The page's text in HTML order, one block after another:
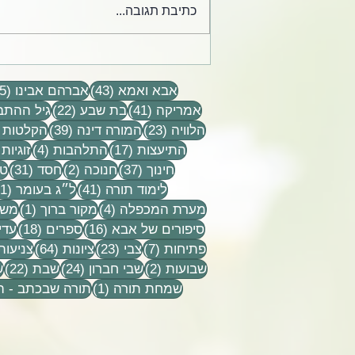
כתיבת תגובה...
אבא ואמא (43) 43 פוסטים
אברהם אבינו (15)
אמריקה (41) 41 פוסטים
בת שבע (22) 22 פוסטים
גיל
הלוויה (23) 23 פוסטים
המורה דינה (39) 39 פוסטים
הקלטות
התיעצות (17) 17 פוסטים
התלהבות (4) 4 פוסטיםזוגיות
חינוך (37) 37 פוסטים
חנוכה (2) 2 פוסטיםחסד (31)
31
לימוד תורה (41) 41 פוסטים
ל״ג בעומר (1)
מערת המכפלה (4) 4 פוסטיםמקור ברוך (1)
סיפורים של אבא (16) 16 פוסטים
ספרים (18) 18 פוסטים
פתיחות (7) 7 פוסטיםצבי (23) 23 פוסטים
ציונות (64) 64 פוסטים
שבועות (2) 2 פוסטיםשבי חברון (24) 24 פוסטים
שבת (22)
שמחת תורה (1) פוסט 1
תורה שבכתב -